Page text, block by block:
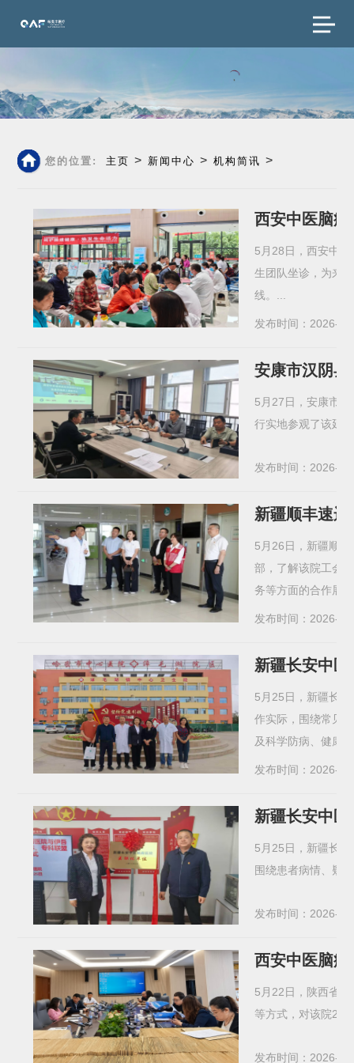
您的位置: 主页 > 新闻中心 >机构简讯 >
西安中医脑
5月28日，西安中
生团队坐诊，为来
线。...
发布时间：2026-
安康市汉阴
5月27日，安康市
行实地参观了该延
发布时间：2026-
新疆顺丰速
5月26日，新疆顺
部，了解该院工会
务等方面的合作展
发布时间：2026-
新疆长安中
5月25日，新疆长
作实际，围绕常见
及科学防病、健康
发布时间：2026-
新疆长安中
5月25日，新疆长
围绕患者病情、疑
发布时间：2026-
西安中医脑
5月22日，陕西省
等方式，对该院
发布时间：2026-